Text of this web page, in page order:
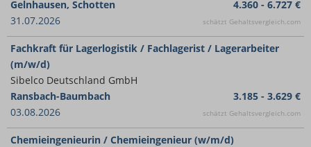
Gelnhausen, Schotten
31.07.2026
4.360 - 6.727 €
schätzt Gehaltsvergleich.com
Fachkraft für Lagerlogistik / Fachlagerist / Lagerarbeiter
(m/w/d)
Sibelco Deutschland GmbH
Ransbach-Baumbach
03.08.2026
3.185 - 3.629 €
schätzt Gehaltsvergleich.com
Chemieingenieurin / Chemieingenieur (w/m/d)